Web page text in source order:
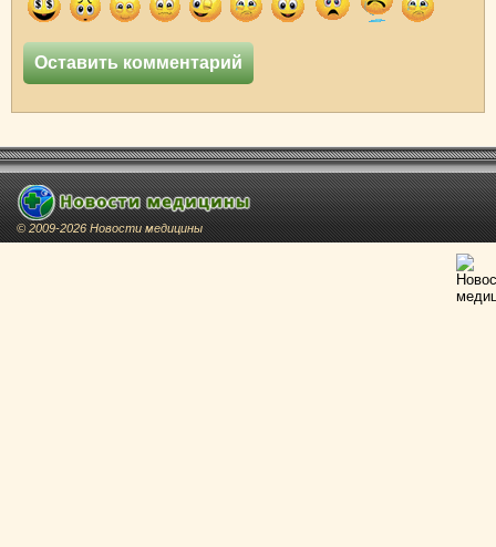
© 2009-2026 Новости медицины